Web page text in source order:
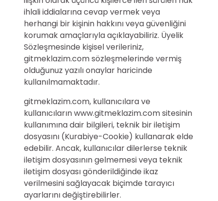
ihlali iddialarına cevap vermek veya
herhangi bir kişinin hakkını veya güvenliğini
korumak amaçlarıyla açıklayabiliriz. Üyelik
Sözleşmesinde kişisel verileriniz,
gitmeklazim.com sözleşmelerinde vermiş
olduğunuz yazılı onaylar haricinde
kullanılmamaktadır.
gitmeklazim.com, kullanıcılara ve
kullanıcıların www.gitmeklazim.com sitesinin
kullanımına dair bilgileri, teknik bir iletişim
dosyasını (Kurabiye-Cookie) kullanarak elde
edebilir. Ancak, kullanıcılar dilerlerse teknik
iletişim dosyasının gelmemesi veya teknik
iletişim dosyası gönderildiğinde ikaz
verilmesini sağlayacak biçimde tarayıcı
ayarlarını değiştirebilirler.